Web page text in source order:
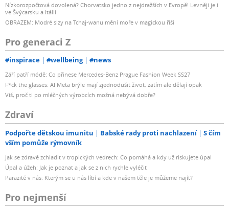
Nízkorozpočtová dovolená? Chorvatsko jedno z nejdražších v Evropě! Levněji je i
ve Švýcarsku a Itálii
OBRAZEM: Modré slzy na Tchaj-wanu mění moře v magickou říši
Pro generaci Z
#inspirace #wellbeing #news
Září patří módě: Co přinese Mercedes-Benz Prague Fashion Week SS27
F*ck the glasses: AI Meta brýle mají zjednodušit život, zatím ale dělají opak
Víš, proč ti po mléčných výrobcích možná nebývá dobře?
Zdraví
Podpořte dětskou imunitu Babské rady proti nachlazení
S čím
vším pomůže rýmovník
Jak se zdravě zchladit v tropických vedrech: Co pomáhá a kdy už riskujete úpal
Úpal a úžeh: Jak je poznat a jak se z nich rychle vyléčit
Parazité v nás: Kterým se u nás líbí a kde v našem těle je můžeme najít?
Pro nejmenší